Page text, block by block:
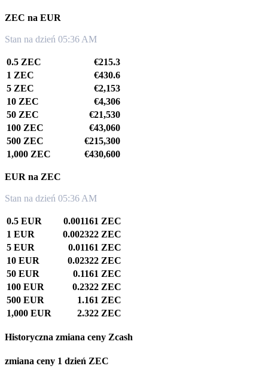
ZEC na EUR
Stan na dzień 05:36 AM
0.5 ZEC
€215.3
1 ZEC
€430.6
5 ZEC
€2,153
10 ZEC
€4,306
50 ZEC
€21,530
100 ZEC
€43,060
500 ZEC
€215,300
1,000 ZEC
€430,600
EUR na ZEC
Stan na dzień 05:36 AM
0.5 EUR
0.001161 ZEC
1 EUR
0.002322 ZEC
5 EUR
0.01161 ZEC
10 EUR
0.02322 ZEC
50 EUR
0.1161 ZEC
100 EUR
0.2322 ZEC
500 EUR
1.161 ZEC
1,000 EUR
2.322 ZEC
Historyczna zmiana ceny Zcash
zmiana ceny 1 dzień ZEC